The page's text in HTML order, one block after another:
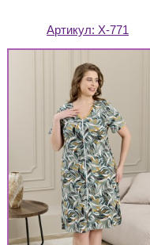
Артикул: Х-771